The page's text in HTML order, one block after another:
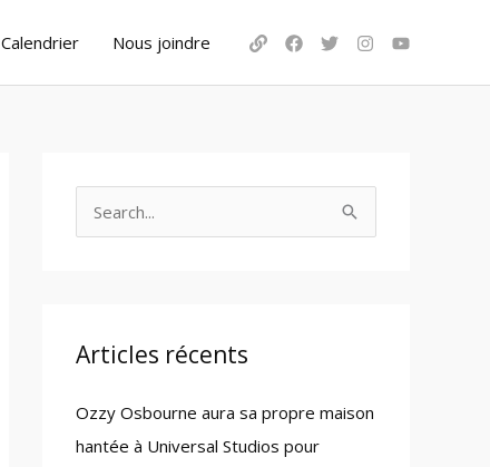
Calendrier Nous joindre
c
f
o
Articles récents
Ozzy Osbourne aura sa propre maison
hantée à Universal Studios pour